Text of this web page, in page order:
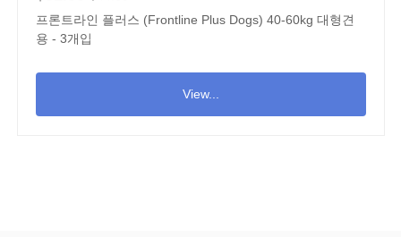
프론트라인 플러스 (Frontline Plus Dogs) 40-60kg 대형견
용 - 3개입
View...